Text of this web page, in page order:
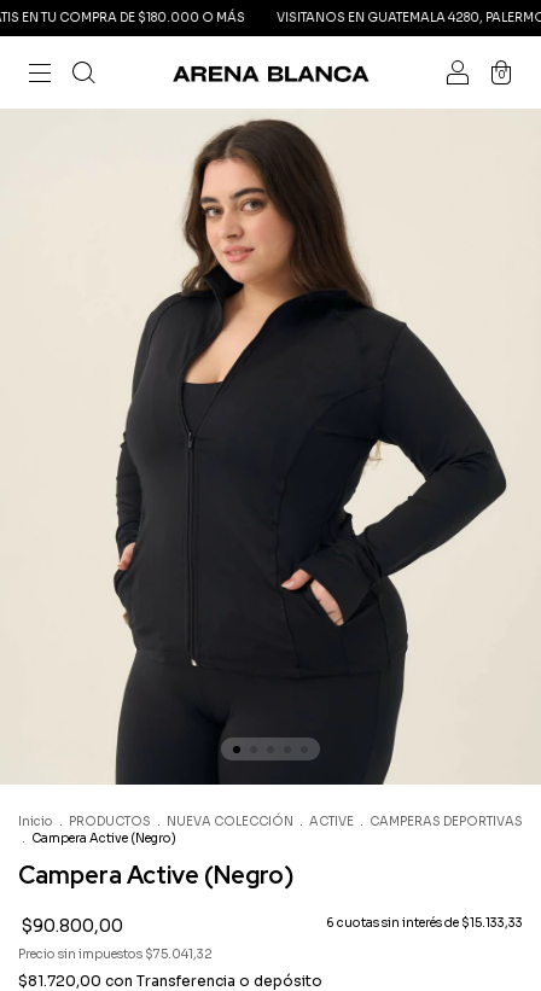
TU COMPRA DE $180.000 O MÁS VISITANOS EN GUATEMALA 4280, PALERMO.
0
Inicio . PRODUCTOS . NUEVA COLECCIÓN . ACTIVE . CAMPERAS DEPORTIVAS
. Campera Active (Negro)
Campera Active (Negro)
$90.800,00 6 cuotas sin interés de $15.133,33
Precio sin impuestos $75.041,32
$81.720,00 con Transferencia o depósito